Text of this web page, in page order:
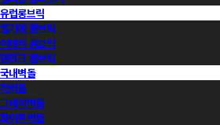
유럽롱브릭
벨기에 롱브릭
이태리 롱브릭
덴마크 롱브릭
국내벽돌
적벽돌
그레이벽돌
화이트벽돌